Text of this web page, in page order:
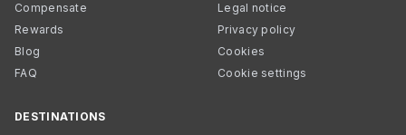
Compensate
Rewards
Blog
FAQ
Legal notice
Privacy policy
Cookies
Cookie settings
DESTINATIONS